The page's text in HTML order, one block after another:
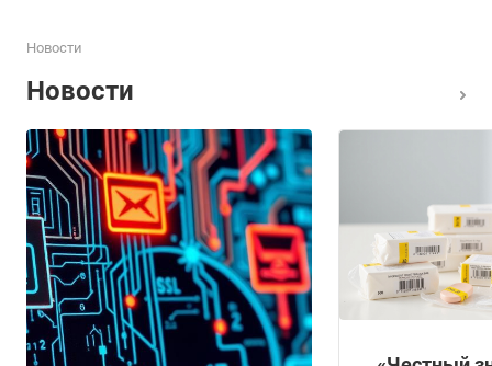
Новости
Новости